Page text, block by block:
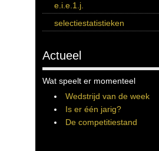
e.i.e.1.j.
selectiestatistieken
Actueel
Wat speelt er momenteel
Wedstrijd van de week
Is er één jarig?
De competitiestand